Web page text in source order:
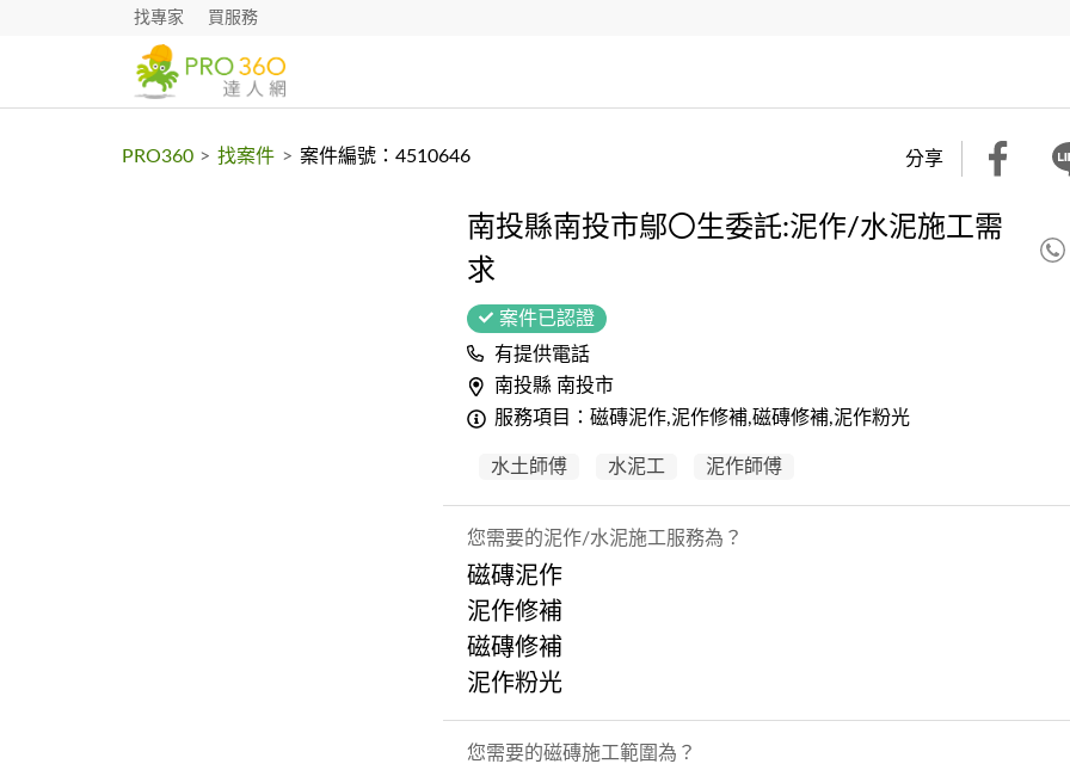
找專家 買服務
PRO360 > 找案件 > 案件編號：4510646 分享
南投縣南投市鄔〇生委託:泥作/水泥施工需
求
案件已認證
有提供電話
南投縣 南投市
服務項目：磁磚泥作,泥作修補,磁磚修補,泥作粉光
水土師傅 水泥工 泥作師傅
您需要的泥作/水泥施工服務為？
磁磚泥作
泥作修補
磁磚修補
泥作粉光
您需要的磁磚施工範圍為？